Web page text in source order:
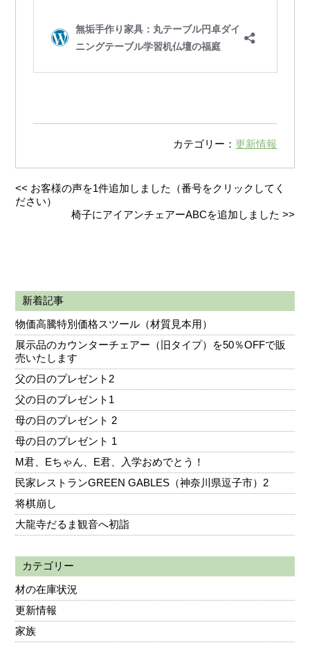
カテゴリー： 更新情報
<< お客様の声を1件追加しました（番号をクリックしてく
ださい）
椅子にアイアンチェアーABCを追加しました >>
新着記事
物価高騰特別価格スツール（材質見本用）
展示品のカウンターチェアー（旧タイプ）を50％OFFで販
売いたします
父の日のプレゼント2
父の日のプレゼント1
母の日のプレゼント 2
母の日のプレゼント 1
M君、Eちゃん、E君、入学おめでとう！
民家レストランGREEN GABLES（神奈川県逗子市）2
将棋崩し
大龍寺だるま観音へ初詣
カテゴリー
材の在庫状況
更新情報
家族